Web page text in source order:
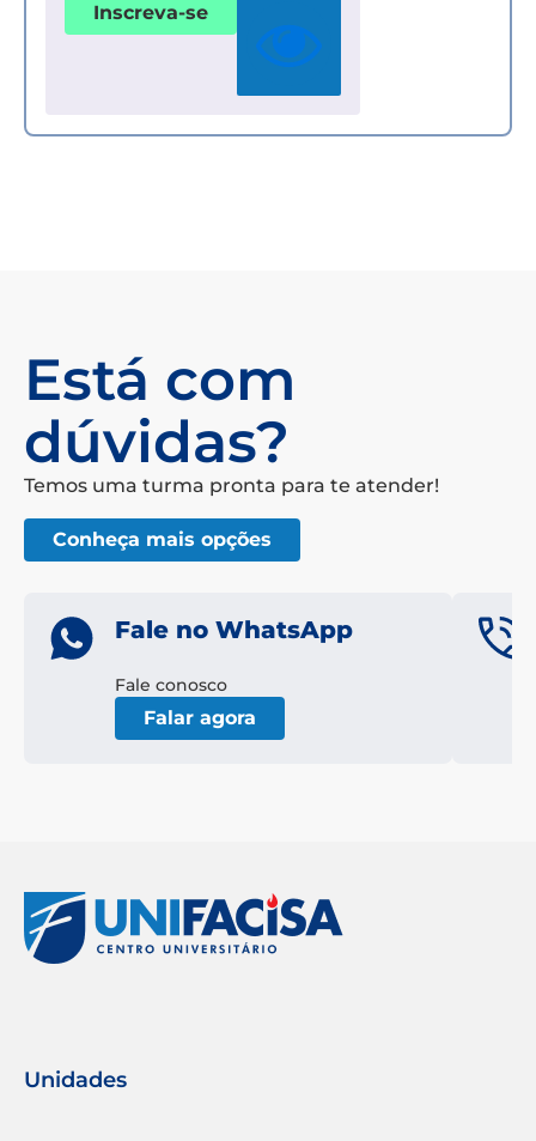
Inscreva-se
Está com
dúvidas?
Temos uma turma pronta para te atender!
Conheça mais opções
Fale no WhatsApp
Fale conosco
Falar agora
Unidades